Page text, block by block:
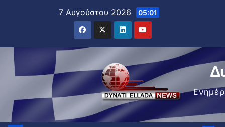
7 Αυγούστου 2026 05:01